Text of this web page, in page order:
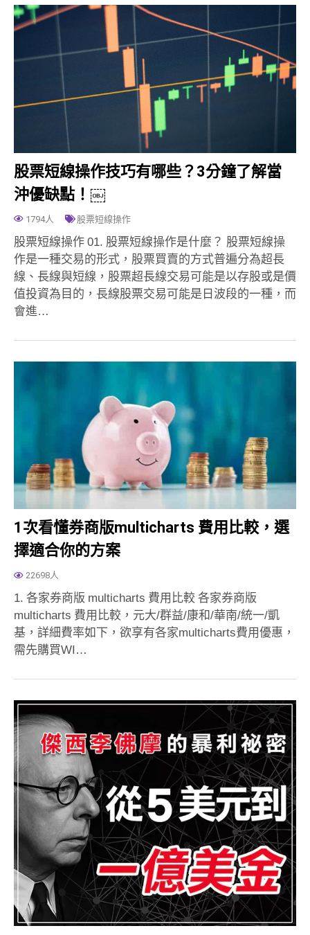
股票短線操作技巧有哪些？3分鐘了解當
沖優缺點！￼
1794人 股票短線操作
股票短線操作 01. 股票短線操作是什麼？ 股票短線操
作是一種交易的形式，股票買賣的方式普遍分為超長
線、長線與短線，股票超長線交易可能是以存股或是價
值投資為目的，長線股票交易可能是日波段的一種，而
會進…
1次看懂券商版multicharts 費用比較，選
擇適合你的方案
22698人
1. 各家券商版 multicharts 費用比較 各家券商版
multicharts 費用比較，元大/群益/康和/華南/統一/凱
基，詳細費率如下，欲享有各家multicharts費用優惠，
需先購買WI…